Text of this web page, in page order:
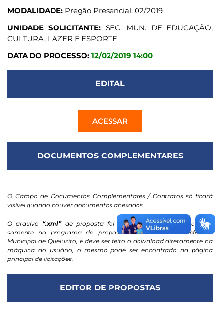
MODALIDADE: Pregão Presencial: 02/2019
UNIDADE SOLICITANTE: SEC. MUN. DE EDUCAÇÃO,
CULTURA, LAZER E ESPORTE
DATA DO PROCESSO: 12/02/2019 14:00
EDITAL
ACESSAR
DOCUMENTOS COMPLEMENTARES
O Campo de Documentos Complementares / Contratos só ficará
visível quando houver documentos anexados.
O arquivo “.xml”de proposta foi projetado para ser executado
somente no programa de propostas eletrônicas da Prefeitura
Municipal de Queluzito, e deve ser feito o download diretamente na
máquina do usuário, o mesmo pode ser encontrado na página
principal de licitações.
EDITOR DE PROPOSTAS